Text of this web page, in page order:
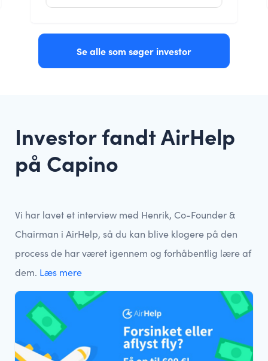
Se alle som søger investor
Investor fandt AirHelp
på Capino
Vi har lavet et interview med Henrik, Co-Founder &
Chairman i AirHelp, så du kan blive klogere på den
process de har været igennem og forhåbentlig lære af
dem. Læs mere